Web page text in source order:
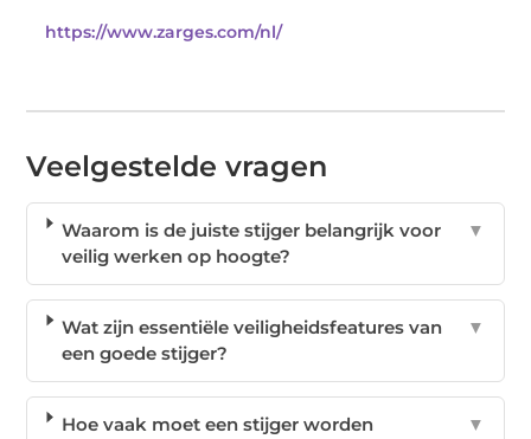
https://www.zarges.com/nl/
Veelgestelde vragen
Waarom is de juiste stijger belangrijk voor
veilig werken op hoogte?
▼
Wat zijn essentiële veiligheidsfeatures van
een goede stijger?
▼
Hoe vaak moet een stijger worden
▼